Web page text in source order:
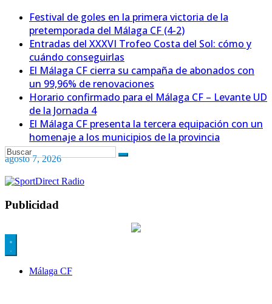
Festival de goles en la primera victoria de la
pretemporada del Málaga CF (4-2)
Entradas del XXXVI Trofeo Costa del Sol: cómo y
cuándo conseguirlas
El Málaga CF cierra su campaña de abonados con
un 99,96% de renovaciones
Horario confirmado para el Málaga CF – Levante UD
de la Jornada 4
El Málaga CF presenta la tercera equipación con un
homenaje a los municipios de la provincia
agosto 7, 2026
Publicidad
Málaga CF